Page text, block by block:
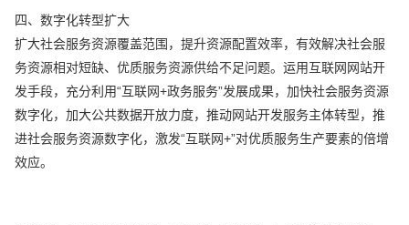
四、数字化转型扩大
扩大社会服务资源覆盖范围，提升资源配置效率，有效解决社会服
务资源相对短缺、优质服务资源供给不足问题。运用互联网网站开
发手段，充分利用“互联网+政务服务”发展成果，加快社会服务资源
数字化，加大公共数据开放力度，推动网站开发服务主体转型，推
进社会服务资源数字化，激发“互联网+”对优质服务生产要素的倍增
效应。